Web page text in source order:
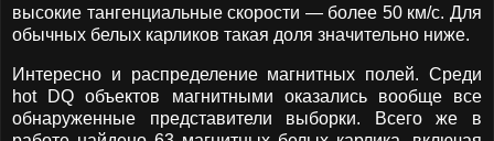
высокие тангенциальные скорости — более 50 км/с. Для
обычных белых карликов такая доля значительно ниже.
Интересно и распределение магнитных полей. Среди
hot DQ объектов магнитными оказались вообще все
обнаруженные представители выборки. Всего же в